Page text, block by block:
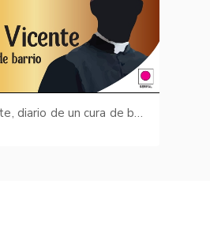
El Padre Vicente, diario de un cura de barrio